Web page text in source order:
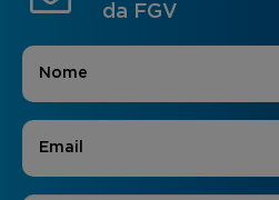
da FGV
Nome
E-mail